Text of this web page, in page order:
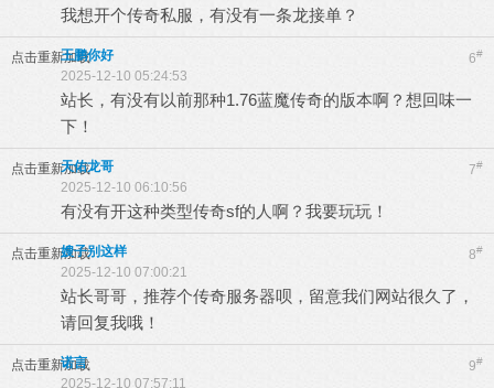
我想开个传奇私服，有没有一条龙接单？
点击重新加载 6#
王鹏你好
2025-12-10 05:24:53
站长，有没有以前那种1.76蓝魔传奇的版本啊？想回味一
下！
点击重新加载 7#
天佑龙哥
2025-12-10 06:10:56
有没有开这种类型传奇sf的人啊？我要玩玩！
点击重新加载 8#
嫂子别这样
2025-12-10 07:00:21
站长哥哥，推荐个传奇服务器呗，留意我们网站很久了，
请回复我哦！
点击重新加载 9#
诺言
2025-12-10 07:57:11